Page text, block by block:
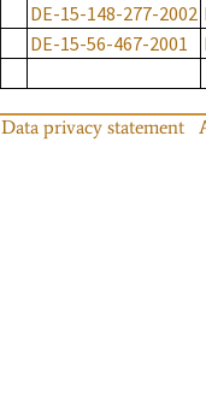
DE-15-148-277-2002
DE-15-56-467-2001
Data privacy statement